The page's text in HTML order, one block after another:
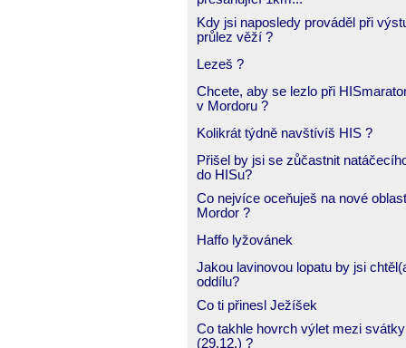
Kdy jsi naposledy prováděl při
průlez věží ?
Lezeš ?
Chcete, aby se lezlo při
v Mordoru ?
Kolikrát týdně navštívíš HIS ?
Přišel by jsi se zůčastnit
do HISu?
Co nejvíce oceňuješ na nové
Mordor ?
Haffo lyžovánek
Jakou lavinovou lopatu by jsi
oddílu?
Co ti přinesl Ježíšek
Co takhle hovrch výlet mezi svátky
(29.12.) ?